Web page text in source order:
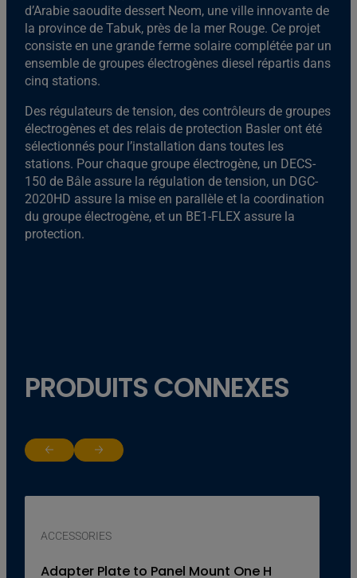
d’Arabie saoudite dessert Neom, une ville innovante de
la province de Tabuk, près de la mer Rouge. Ce projet
consiste en une grande ferme solaire complétée par un
ensemble de groupes électrogènes diesel répartis dans
cinq stations.
Des régulateurs de tension, des contrôleurs de groupes
électrogènes et des relais de protection Basler ont été
sélectionnés pour l’installation dans toutes les
stations. Pour chaque groupe électrogène, un DECS-
150 de Bâle assure la régulation de tension, un DGC-
2020HD assure la mise en parallèle et la coordination
du groupe électrogène, et un BE1-FLEX assure la
protection.
PRODUITS CONNEXES
Return to previous slide
Jump to next slide
ACCESSORIES
Adapter Plate to Panel Mount One H